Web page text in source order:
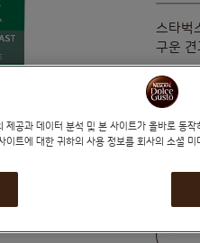
스타벅
구운
성분 보
줄
제공과 데이터 분석 및 본 사이트가 올바로 동
이트에 대한 귀하의 사용 정보를 회사의 소셜